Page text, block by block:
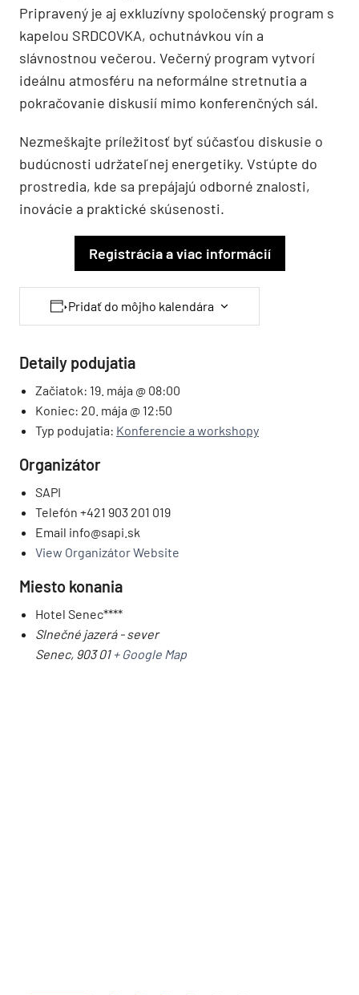
Pripravený je aj exkluzívny spoločenský program s
kapelou SRDCOVKA, ochutnávkou vín a
slávnostnou večerou. Večerný program vytvorí
ideálnu atmosféru na neformálne stretnutia a
pokračovanie diskusií mimo konferenčných sál.
Nezmeškajte príležitosť byť súčasťou diskusie o
budúcnosti udržateľnej energetiky. Vstúpte do
prostredia, kde sa prepájajú odborné znalosti,
inovácie a praktické skúsenosti.
Registrácia a viac informácií
Pridať do môjho kalendára
Detaily podujatia
Začiatok: 19. mája @ 08:00
Koniec: 20. mája @ 12:50
Typ podujatia: Konferencie a workshopy
Organizátor
SAPI
Telefón +421 903 201 019
Email info@sapi.sk
View Organizátor Website
Miesto konania
Hotel Senec****
Slnečné jazerá - sever
Senec, 903 01 + Google Map